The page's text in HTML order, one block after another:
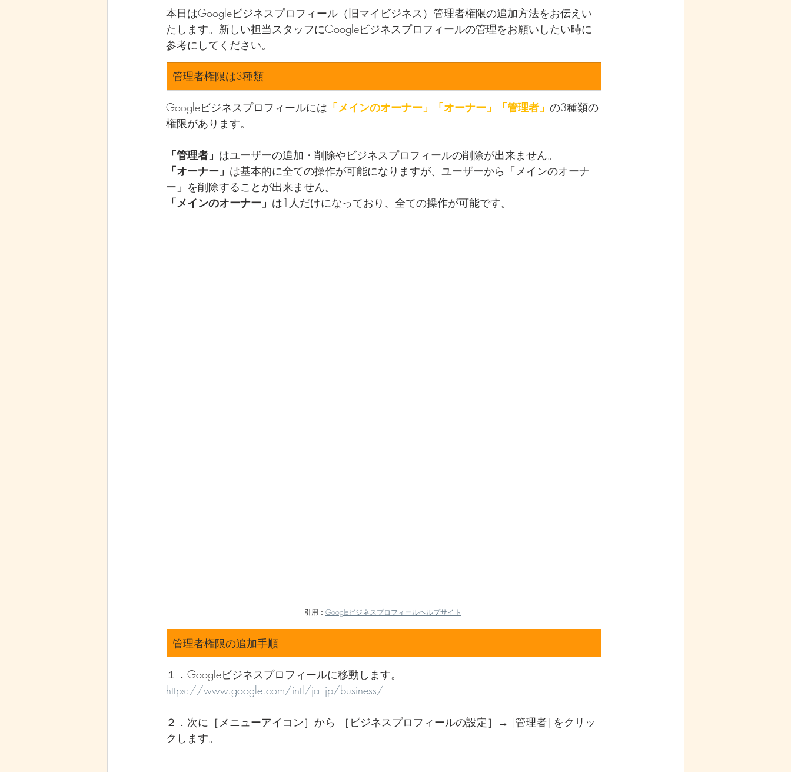
本日はGoogleビジネスプロフィール（旧マイビジネス）管理者権限の追加方法をお伝えい
たします。新しい担当スタッフにGoogleビジネスプロフィールの管理をお願いしたい時に
参考にしてください。
管理者権限は3種類
Googleビジネスプロフィールには 「メインのオーナー」「オーナー」「管理者」 の3種類の
権限があります。
「管理者」 はユーザーの追加・削除やビジネスプロフィールの削除が出来ません。
「オーナー」 は基本的に全ての操作が可能になりますが、ユーザーから「メインのオーナ
ー」を削除することが出来ません。
「メインのオーナー」 は1人だけになっており、全ての操作が可能です。
引用： Googleビジネスプロフィールヘルプサイト
管理者権限の追加手順
１．Googleビジネスプロフィールに移動します。
https://www.google.com/intl/ja_jp/business/
２．次に［メニューアイコン］から ［ビジネスプロフィールの設定］→ [管理者] をクリッ
クします。